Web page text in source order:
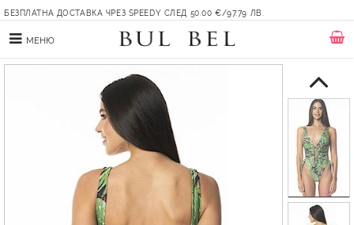
БЕЗПЛАТНА ДОСТАВКА ЧРЕЗ SPEEDY СЛЕД 50.00 €/97.79 ЛВ.
МЕНЮ